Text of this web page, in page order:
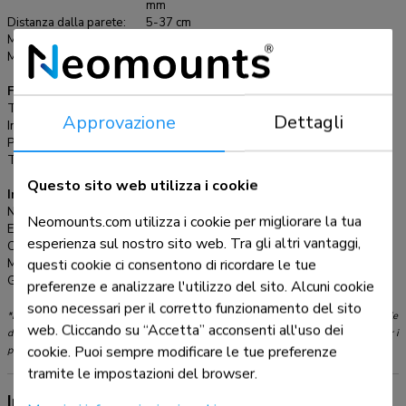
(più grande) foratura, si può combinare con una delle nostre
piastre di adattamento VESA.
mm
Distanza dalla parete:
5-37 cm
Massimo VESA:
Minimo VESA:
75x75 mm
Funzionalità
Tipologia:
Inclinazione (gradi):
140°
Perno (gradi):
Tipo di regolazione:
Informazioni
Numero articolo:
EAN:
8717371444013
Colore:
Nero
Materiale principale:
Alluminio
Garanzia:
5 anni
*Nota: le dimensioni in pollici segnalate sono solo indicative, combinate con il peso e le
dimensioni VESA. Il peso massimo e la dimensione VESA sono restrizioni assolute per i
prodotti e non devono essere superati.
Informazioni sul prodotto
Approvazione Dettagli
Questo sito web utilizza i cookie
Neomounts.com utilizza i cookie per migliorare la tua
esperienza sul nostro sito web. Tra gli altri vantaggi,
questi cookie ci consentono di ricordare le tue
preferenze e analizzare l'utilizzo del sito. Alcuni cookie
sono necessari per il corretto funzionamento del sito
web. Cliccando su “Accetta” acconsenti all'uso dei
cookie. Puoi sempre modificare le tue preferenze
tramite le impostazioni del browser.